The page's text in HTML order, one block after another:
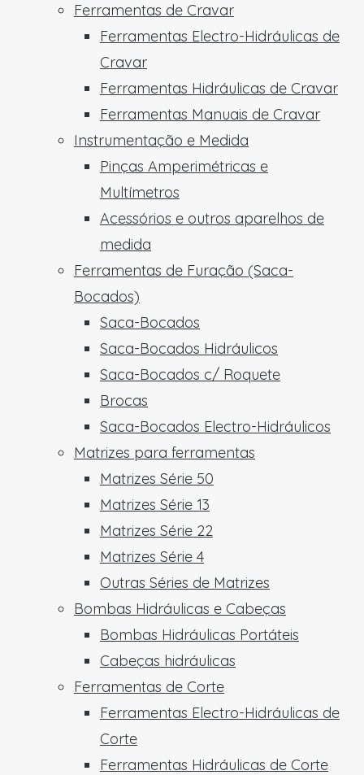
Ferramentas de Cravar
Ferramentas Electro-Hidráulicas de
Cravar
Ferramentas Hidráulicas de Cravar
Ferramentas Manuais de Cravar
Instrumentação e Medida
Pinças Amperimétricas e
Multímetros
Acessórios e outros aparelhos de
medida
Ferramentas de Furação (Saca-
Bocados)
Saca-Bocados
Saca-Bocados Hidráulicos
Saca-Bocados c/ Roquete
Brocas
Saca-Bocados Electro-Hidráulicos
Matrizes para ferramentas
Matrizes Série 50
Matrizes Série 13
Matrizes Série 22
Matrizes Série 4
Outras Séries de Matrizes
Bombas Hidráulicas e Cabeças
Bombas Hidráulicas Portáteis
Cabeças hidráulicas
Ferramentas de Corte
Ferramentas Electro-Hidráulicas de
Corte
Ferramentas Hidráulicas de Corte